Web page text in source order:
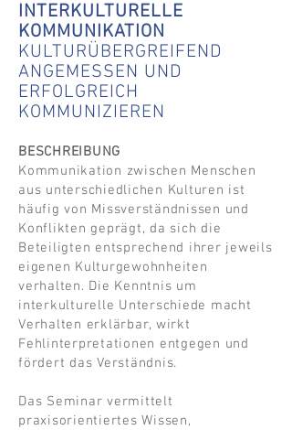
INTERKULTURELLE
KOMMUNIKATION
KULTURÜBERGREIFEND
ANGEMESSEN UND
ERFOLGREICH
KOMMUNIZIEREN
BESCHREIBUNG
Kommunikation zwischen Menschen
aus unterschiedlichen Kulturen ist
häufig von Missverständnissen und
Konflikten geprägt, da sich die
Beteiligten entsprechend ihrer jeweils
eigenen Kulturgewohnheiten
verhalten. Die Kenntnis um
interkulturelle Unterschiede macht
Verhalten erklärbar, wirkt
Fehlinterpretationen entgegen und
fördert das Verständnis.
Das Seminar vermittelt
praxisorientiertes Wissen,